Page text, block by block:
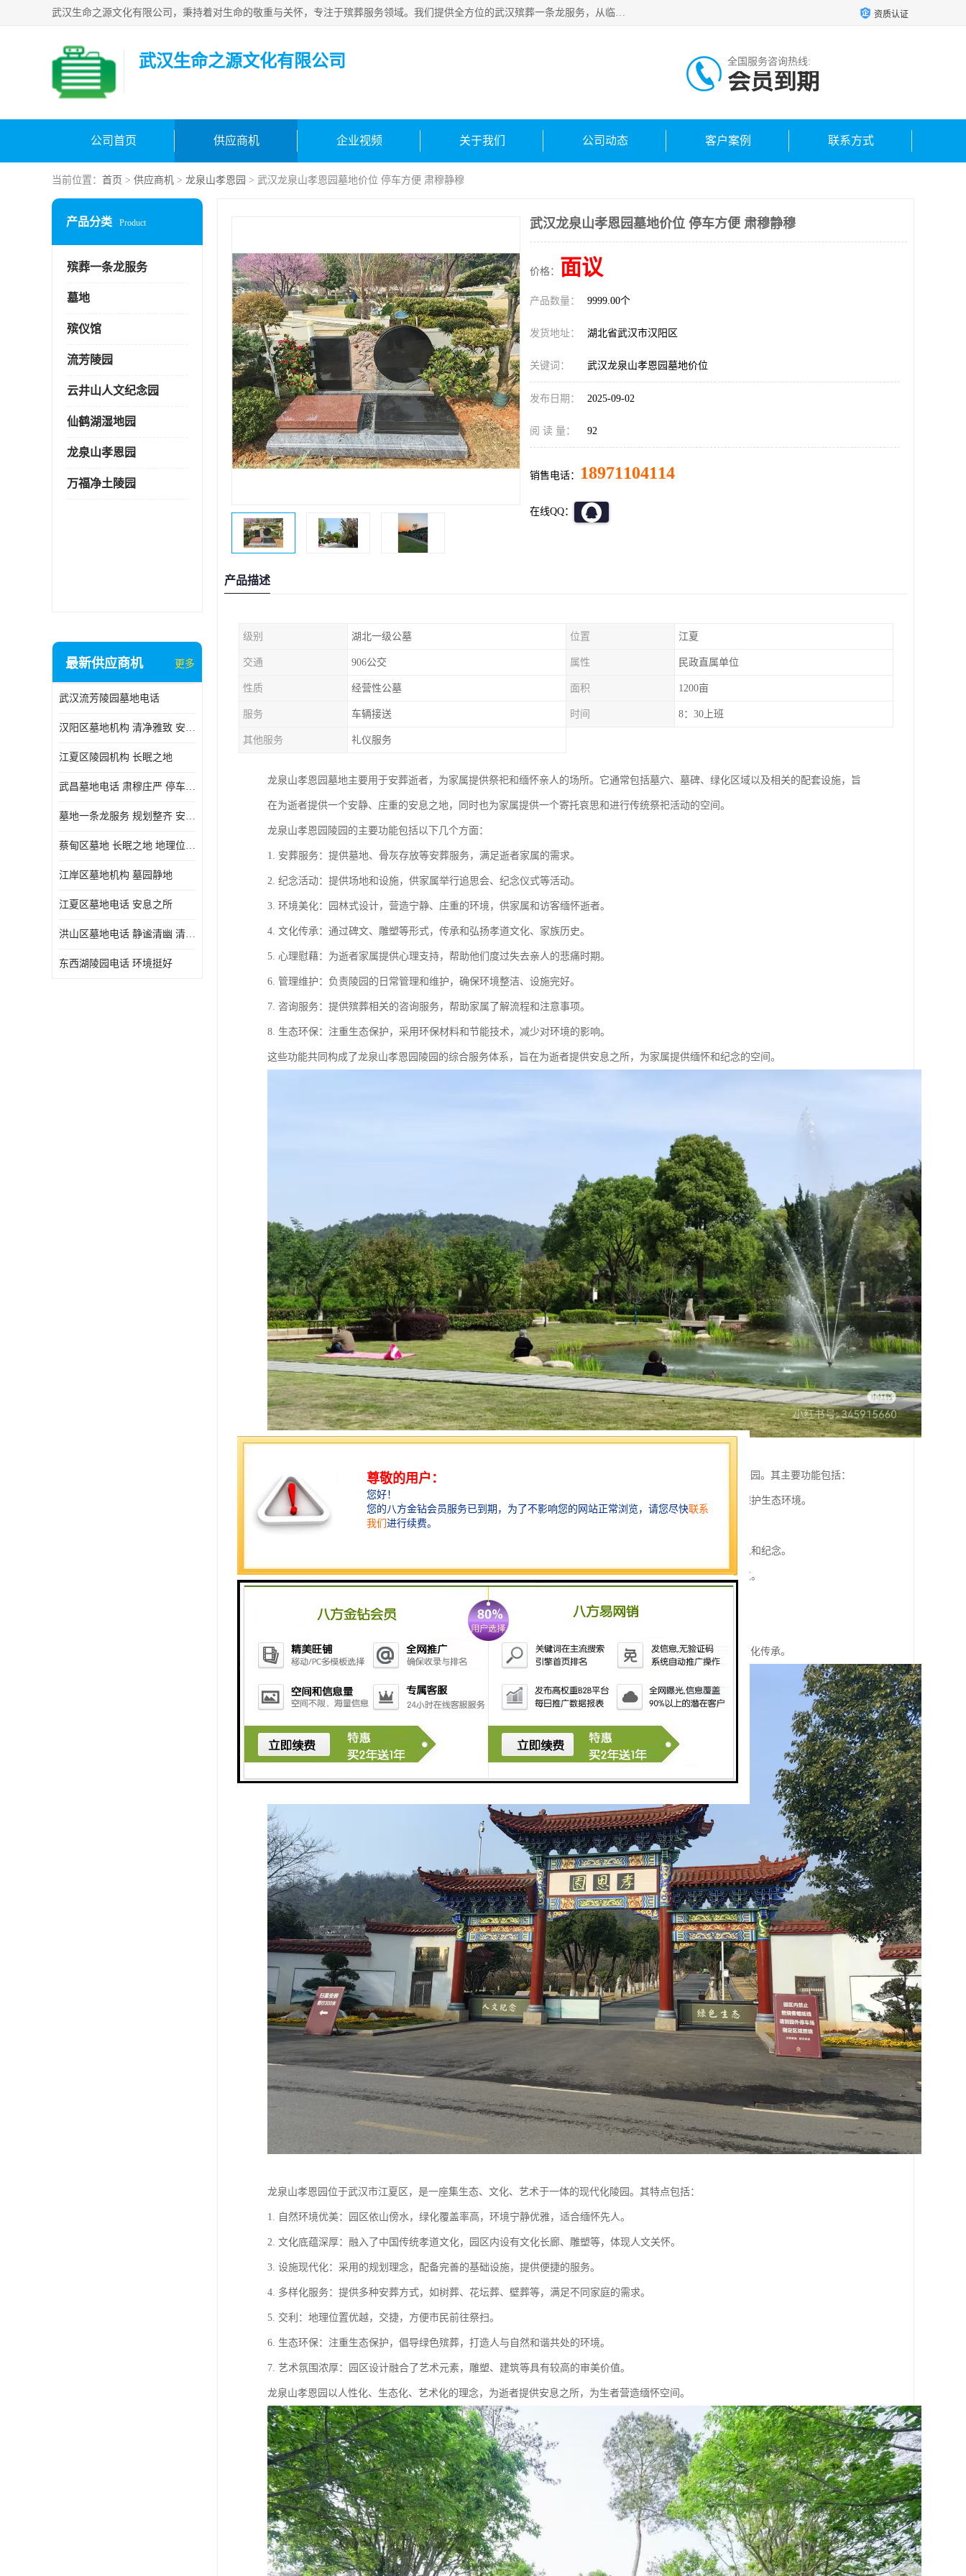
武汉生命之源文化有限公司，秉持着对生命的敬重与关怀，专注于殡葬服务领域。我们提供全方位的武汉殡葬一条龙服务，从临终关怀开始，到后事的妥善处理，每个环节都精心安排。专业团队严格依照规范，为逝者净身、穿衣，庄重地接运遗体，提供优质的遗体整理与妆扮服务。告别仪式策划、火化手续办理以及骨灰安置等事务，也都有专人协助。 资质认证
武汉生命之源文化有限公司 全国服务咨询热线:
会员到期
公司首页 供应商机 企业视频 关于我们 公司动态 客户案例 联系方式
当前位置： 首页 > 供应商机 > 龙泉山孝恩园 > 武汉龙泉山孝恩园墓地价位 停车方便 肃穆静穆
产品分类 Product
殡葬一条龙服务
墓地
殡仪馆
流芳陵园
云井山人文纪念园
仙鹤湖湿地园
龙泉山孝恩园
万福净土陵园
最新供应商机 更多
武汉流芳陵园墓地电话
汉阳区墓地机构 清净雅致 安息之所
江夏区陵园机构 长眠之地
武昌墓地电话 肃穆庄严 停车方便
墓地一条龙服务 规划整齐 安息之所
蔡甸区墓地 长眠之地 地理位置好
江岸区墓地机构 墓园静地
江夏区墓地电话 安息之所
洪山区墓地电话 静谧清幽 清净雅致
东西湖陵园电话 环境挺好
武汉龙泉山孝恩园墓地价位 停车方便 肃穆静穆
价格： 面议
产品数量： 9999.00个
发货地址： 湖北省武汉市汉阳区
关键词： 武汉龙泉山孝恩园墓地价位
发布日期： 2025-09-02
阅 读 量： 92
销售电话： 18971104114
在线QQ：
产品描述
级别 湖北一级公墓 位置 江夏
交通 906公交 属性 民政直属单位
性质 经营性公墓 面积 1200亩
服务 车辆接送 时间 8：30上班
其他服务 礼仪服务
龙泉山孝恩园墓地主要用于安葬逝者，为家属提供祭祀和缅怀亲人的场所。它通常包括墓穴、墓碑、绿化区域以及相关的配套设施，旨
在为逝者提供一个安静、庄重的安息之地，同时也为家属提供一个寄托哀思和进行传统祭祀活动的空间。
龙泉山孝恩园陵园的主要功能包括以下几个方面：
1. 安葬服务：提供墓地、骨灰存放等安葬服务，满足逝者家属的需求。
2. 纪念活动：提供场地和设施，供家属举行追思会、纪念仪式等活动。
3. 环境美化：园林式设计，营造宁静、庄重的环境，供家属和访客缅怀逝者。
4. 文化传承：通过碑文、雕塑等形式，传承和弘扬孝道文化、家族历史。
5. 心理慰藉：为逝者家属提供心理支持，帮助他们度过失去亲人的悲痛时期。
6. 管理维护：负责陵园的日常管理和维护，确保环境整洁、设施完好。
7. 咨询服务：提供殡葬相关的咨询服务，帮助家属了解流程和注意事项。
8. 生态环保：注重生态保护，采用环保材料和节能技术，减少对环境的影响。
这些功能共同构成了龙泉山孝恩园陵园的综合服务体系，旨在为逝者提供安息之所，为家属提供缅怀和纪念的空间。
龙泉山孝恩园位于中国湖北省武汉市，是一座集生态安葬、文化传承、纪念缅怀、生态旅游于一体的现代化陵园。其主要功能包括：
1. 生态安葬：提供树葬、花葬、草坪葬等多种环保安葬方式，倡导绿色殡葬理念，减少对土地资源的占用，保护生态环境。
2. 文化传承：通过陵园内的文化设施和活动，传承*传统文化，弘扬孝道精神，促进家族文化的延续。
3. 纪念缅怀：为逝者提供安息之地，为家属提供缅怀亲人的场所，设有纪念墙、纪念碑等设施，方便家属追思和纪念。
4. 生态旅游：陵园内环境优美，植被丰富，结合自然景观和人文景观，打造生态旅游景点，吸引游客参观游览。
5. 综合服务：提供殡葬礼仪、墓地管理、祭扫服务等服务，满足家属在殡葬过程中的需求。
6. 社会公益：参与社会公益活动，倡导文明殡葬，推动殡葬行业的改革与发展。
龙泉山孝恩园通过多元化的功能，致力于为逝者提供安息之所，为家属提供缅怀之地，同时推动生态环保和文化传承。
龙泉山孝恩园位于武汉市江夏区，是一座集生态、文化、艺术于一体的现代化陵园。其特点包括：
1. 自然环境优美：园区依山傍水，绿化覆盖率高，环境宁静优雅，适合缅怀先人。
2. 文化底蕴深厚：融入了中国传统孝道文化，园区内设有文化长廊、雕塑等，体现人文关怀。
3. 设施现代化：采用的规划理念，配备完善的基础设施，提供便捷的服务。
4. 多样化服务：提供多种安葬方式，如树葬、花坛葬、壁葬等，满足不同家庭的需求。
5. 交利：地理位置优越，交捷，方便市民前往祭扫。
6. 生态环保：注重生态保护，倡导绿色殡葬，打造人与自然和谐共处的环境。
7. 艺术氛围浓厚：园区设计融合了艺术元素，雕塑、建筑等具有较高的审美价值。
龙泉山孝恩园以人性化、生态化、艺术化的理念，为逝者提供安息之所，为生者营造缅怀空间。